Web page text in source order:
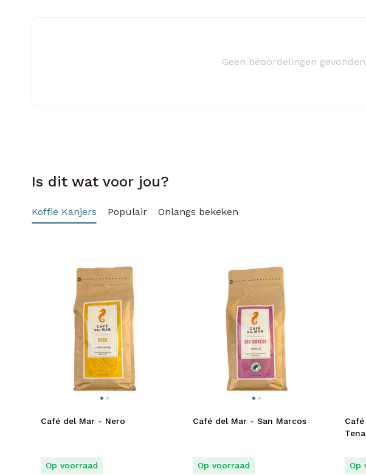
Geen beoordelingen gevonden
Is dit wat voor jou?
Koffie Kanjers Populair Onlangs bekeken
Café del Mar - Nero
Op voorraad
Café del Mar - San Marcos
Op voorraad Op